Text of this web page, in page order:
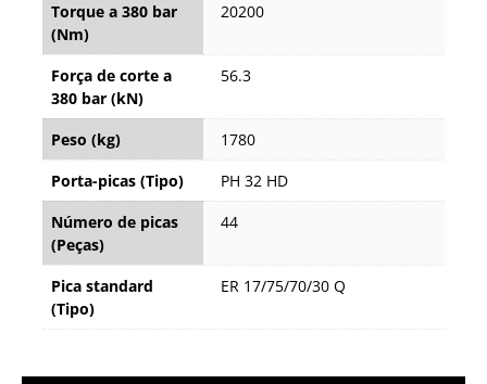
Torque a 380 bar
(Nm)
20200
Força de corte a
380 bar (kN)
56.3
Peso (kg)
1780
Porta-picas (Tipo)
PH 32 HD
Número de picas
(Peças)
44
Pica standard
(Tipo)
ER 17/75/70/30 Q